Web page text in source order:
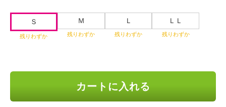
Ｓ
残りわずか
Ｍ
残りわずか
Ｌ
残りわずか
ＬＬ
残りわずか
カートに入れる